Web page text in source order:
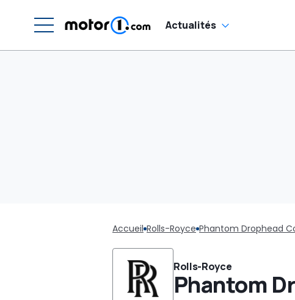
Actualités
Accueil Rolls-Royce Phantom Drophead
Rolls-Royce
Phantom